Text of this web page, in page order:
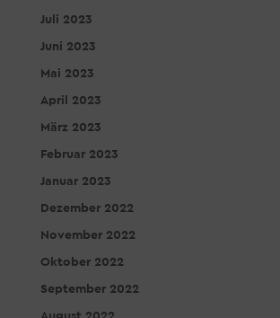
Juli 2023
Juni 2023
Mai 2023
April 2023
März 2023
Februar 2023
Januar 2023
Dezember 2022
November 2022
Oktober 2022
September 2022